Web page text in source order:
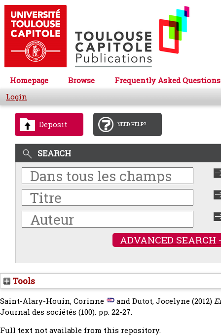
Homepage Browse
Frequently Asked Questions
Login
Deposit NEED HELP?
SEARCH
ADVANCED SEARCH
Tools
Saint-Alary-Houin, Corinne andDutot, Jocelyne(2012)
Journal des sociétés (100). pp. 22-27.
Full text not available from this repository.